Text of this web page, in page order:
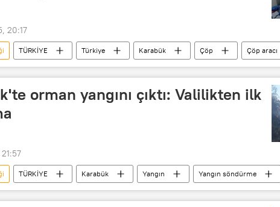
20:17
TÜRKİYE Türkiye Karabük Çöp
Çöp aracı
çöp atma cezası
orman yangını çıktı: Valilikten ilk
TÜRKİYE Karabük Yangın
Yangın söndürme
yangın söndürme tüpü yangın alarmı Yangın felaketi